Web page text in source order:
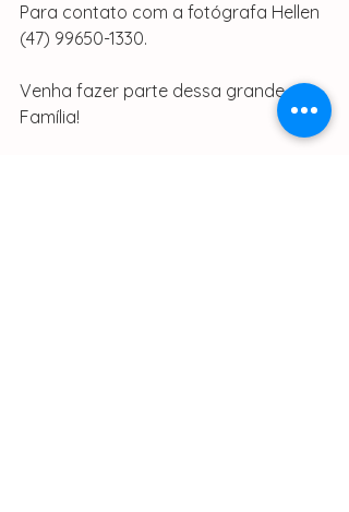
Para contato com a fotógrafa Hellen
(47) 99650-1330.
Venha fazer parte dessa grande
Família!